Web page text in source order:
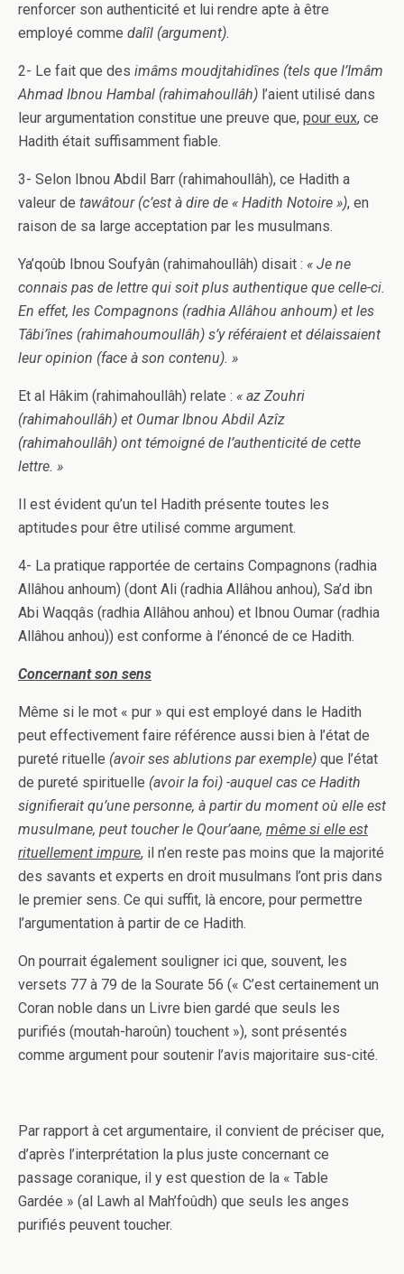
renforcer son authenticité et lui rendre apte à être
employé comme dalîl (argument).
2- Le fait que des imâms moudjtahidînes (tels que l’Imâm
Ahmad Ibnou Hambal (rahimahoullâh) l’aient utilisé dans
leur argumentation constitue une preuve que, pour eux, ce
Hadith était suffisamment fiable.
3- Selon Ibnou Abdil Barr (rahimahoullâh), ce Hadith a
valeur de tawâtour (c’est à dire de « Hadith Notoire »), en
raison de sa large acceptation par les musulmans.
Ya’qoûb Ibnou Soufyân (rahimahoullâh) disait : « Je ne
connais pas de lettre qui soit plus authentique que celle-ci.
En effet, les Compagnons (radhia Allâhou anhoum) et les
Tâbi’înes (rahimahoumoullâh) s’y référaient et délaissaient
leur opinion (face à son contenu). »
Et al Hâkim (rahimahoullâh) relate : « az Zouhri
(rahimahoullâh) et Oumar Ibnou Abdil Azîz
(rahimahoullâh) ont témoigné de l’authenticité de cette
lettre. »
Il est évident qu’un tel Hadith présente toutes les
aptitudes pour être utilisé comme argument.
4- La pratique rapportée de certains Compagnons (radhia
Allâhou anhoum) (dont Ali (radhia Allâhou anhou), Sa’d ibn
Abi Waqqâs (radhia Allâhou anhou) et Ibnou Oumar (radhia
Allâhou anhou)) est conforme à l’énoncé de ce Hadith.
Concernant son sens
Même si le mot « pur » qui est employé dans le Hadith
peut effectivement faire référence aussi bien à l’état de
pureté rituelle (avoir ses ablutions par exemple) que l’état
de pureté spirituelle (avoir la foi) -auquel cas ce Hadith
signifierait qu’une personne, à partir du moment où elle est
musulmane, peut toucher le Qour’aane, même si elle est
rituellement impure, il n’en reste pas moins que la majorité
des savants et experts en droit musulmans l’ont pris dans
le premier sens. Ce qui suffit, là encore, pour permettre
l’argumentation à partir de ce Hadith.
On pourrait également souligner ici que, souvent, les
versets 77 à 79 de la Sourate 56 (« C’est certainement un
Coran noble dans un Livre bien gardé que seuls les
purifiés (moutah-haroûn) touchent »), sont présentés
comme argument pour soutenir l’avis majoritaire sus-cité.
Par rapport à cet argumentaire, il convient de préciser que,
d’après l’interprétation la plus juste concernant ce
passage coranique, il y est question de la « Table
Gardée » (al Lawh al Mah’foûdh) que seuls les anges
purifiés peuvent toucher.